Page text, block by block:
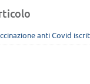
anti Covid